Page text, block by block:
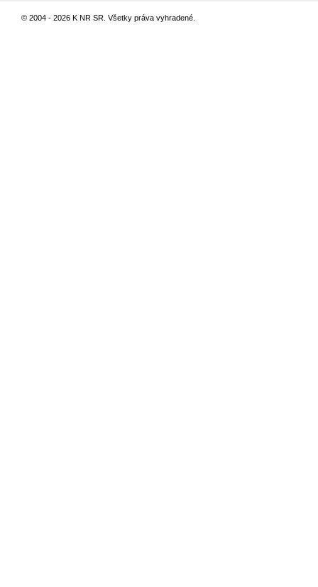
© 2004 - 2026 K NR SR. Všetky práva vyhradené.